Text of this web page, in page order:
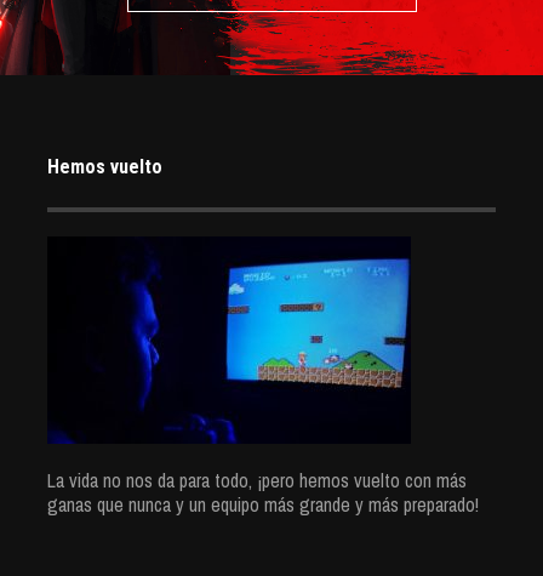
Hemos vuelto
La vida no nos da para todo, ¡pero hemos vuelto con más
ganas que nunca y un equipo más grande y más preparado!